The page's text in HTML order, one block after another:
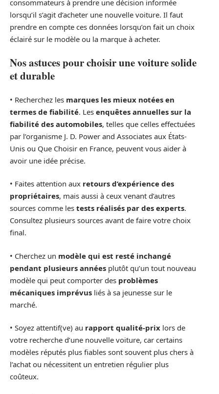
consommateurs à prendre une décision informée
lorsqu’il s’agit d’acheter une nouvelle voiture. Il faut
prendre en compte ces données lorsqu’on fait un choix
éclairé sur le modèle ou la marque à acheter.
Nos astuces pour choisir une voiture solide
et durable
• Recherchez les marques les mieux notées en
termes de fiabilité. Les enquêtes annuelles sur la
fiabilité des automobiles, telles que celles effectuées
par l’organisme J. D. Power and Associates aux États-
Unis ou Que Choisir en France, peuvent vous aider à
avoir une idée précise.
• Faites attention aux retours d’expérience des
propriétaires, mais aussi à ceux venant d’autres
sources comme les tests réalisés par des experts.
Consultez plusieurs sources avant de faire votre choix
final.
• Cherchez un modèle qui est resté inchangé
pendant plusieurs années plutôt qu’un tout nouveau
modèle qui peut comporter des problèmes
mécaniques imprévus liés à sa jeunesse sur le
marché.
• Soyez attentif(ve) au rapport qualité-prix lors de
votre recherche d’une nouvelle voiture, car certains
modèles réputés plus fiables sont souvent plus chers à
l’achat ou nécessitent un entretien régulier plus
coûteux.